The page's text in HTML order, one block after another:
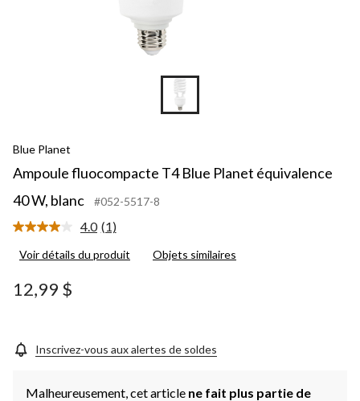
Blue Planet
Ampoule fluocompacte T4 Blue Planet équivalence
40 W, blanc
#052-5517-8
4.0 Lire
commentaire.
(1)
Voir détails du produit Objets similaires
12,99 $
Inscrivez-vous aux alertes de soldes
Malheureusement, cet article ne fait plus partie de